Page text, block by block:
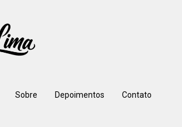
Sobre Depoimentos Contato